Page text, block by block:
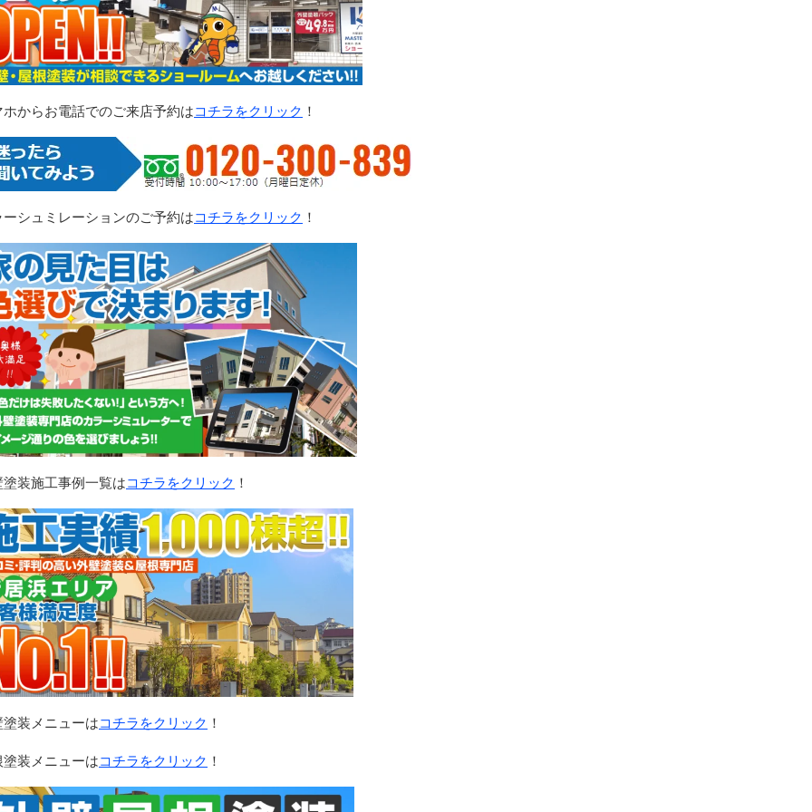
ホからお電話でのご来店予約はコチラをクリック ！
ーシュミレーションのご予約はコチラをクリック ！
塗装施工事例一覧はコチラをクリック ！
塗装メニューはコチラをクリック ！
塗装メニューはコチラをクリック ！